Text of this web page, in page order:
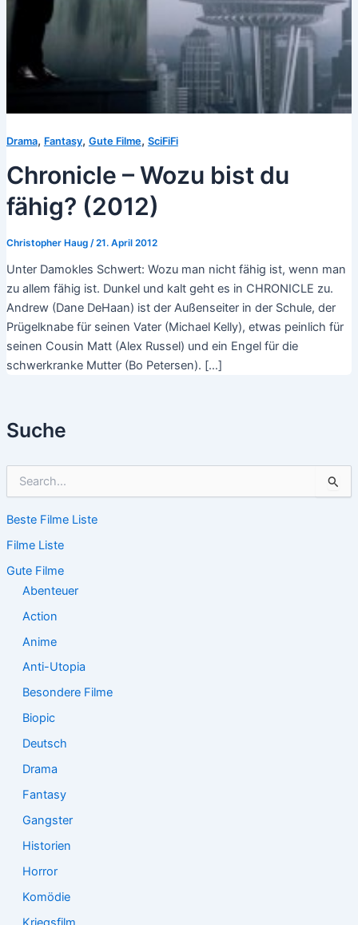
Suche
h
n
n
Beste Filme Liste
Filme Liste
Gute Filme
Abenteuer
Action
Anime
Anti-Utopia
Besondere Filme
Biopic
Deutsch
Drama
Fantasy
Gangster
Historien
Horror
Komödie
Drama, Fantasy, Gute Filme, SciFiFi
Chronicle – Wozu bist du
fähig? (2012)
Christopher Haug /21. April 2012
Unter Damokles Schwert: Wozu man nicht fähig ist, wenn man
zu allem fähig ist. Dunkel und kalt geht es in CHRONICLE zu.
Andrew (Dane DeHaan) ist der Außenseiter in der Schule, der
Prügelknabe für seinen Vater (Michael Kelly), etwas peinlich für
seinen Cousin Matt (Alex Russel) und ein Engel für die
schwerkranke Mutter (Bo Petersen). […]